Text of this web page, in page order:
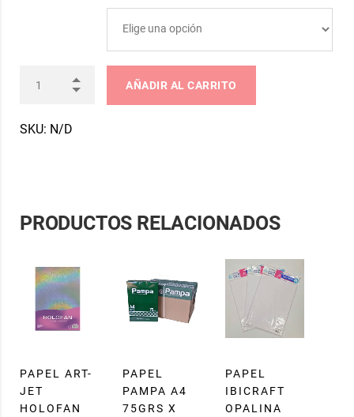
AÑADIR AL CARRITO
SKU: N/D
PRODUCTOS RELACIONADOS
PAPEL ART-
JET
HOLOFAN
PAPEL
PAMPA A4
75GRS X
PAPEL
IBICRAFT
OPALINA